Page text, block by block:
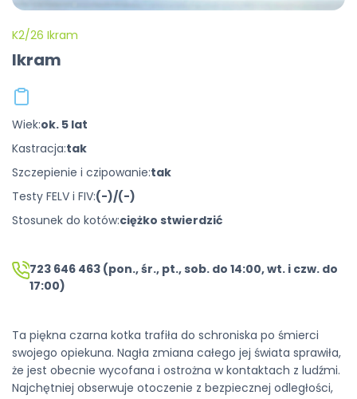
K2/26 Ikram
Ikram
Wiek:ok. 5 lat
Kastracja:tak
Szczepienie i czipowanie:tak
Testy FELV i FIV:(-)/(-)
Stosunek do kotów:ciężko stwierdzić
723 646 463 (pon., śr., pt., sob. do 14:00, wt. i czw. do
17:00)
Ta piękna czarna kotka trafiła do schroniska po śmierci
swojego opiekuna. Nagła zmiana całego jej świata sprawiła,
że jest obecnie wycofana i ostrożna w kontaktach z ludźmi.
Najchętniej obserwuje otoczenie z bezpiecznej odległości,